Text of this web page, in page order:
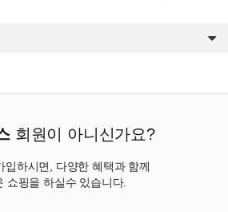
회원이 아니신가요?
입하시면, 다양한 혜택과 함께
쇼핑을 하실수 있습니다.